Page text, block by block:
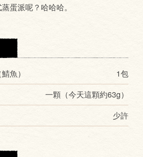
蛋派呢？哈哈哈。
魚）
1包
一顆（今天這顆約63g）
少許